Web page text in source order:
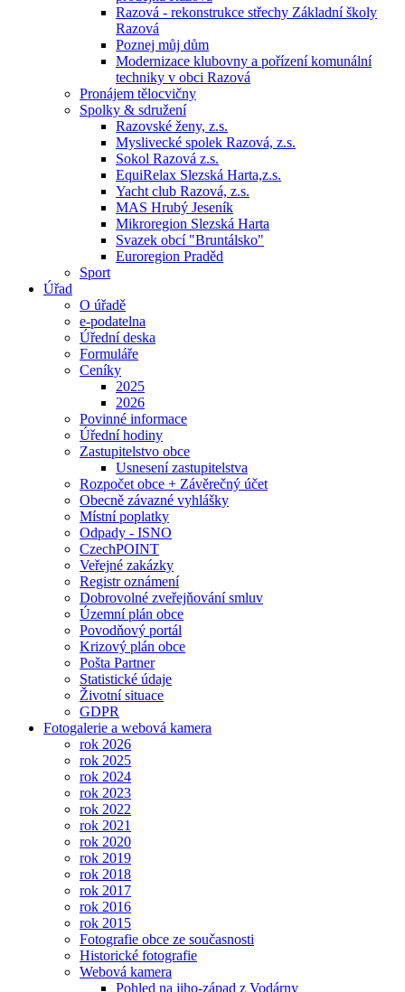
Razová - rekonstrukce střechy Základní školy
Razová
Poznej můj dům
Modernizace klubovny a pořízení komunální
techniky v obci Razová
Pronájem tělocvičny
Spolky & sdružení
Razovské ženy, z.s.
Myslivecké spolek Razová, z.s.
Sokol Razová z.s.
EquiRelax Slezská Harta,z.s.
Yacht club Razová, z.s.
MAS Hrubý Jeseník
Mikroregion Slezská Harta
Svazek obcí "Bruntálsko"
Euroregion Praděd
Sport
Úřad
O úřadě
e-podatelna
Úřední deska
Formuláře
Ceníky
2025
2026
Povinné informace
Úřední hodiny
Zastupitelstvo obce
Usnesení zastupitelstva
Rozpočet obce + Závěrečný účet
Obecně závazné vyhlášky
Místní poplatky
Odpady - ISNO
CzechPOINT
Veřejné zakázky
Registr oznámení
Dobrovolné zveřejňování smluv
Územní plán obce
Povodňový portál
Krizový plán obce
Pošta Partner
Statistické údaje
Životní situace
GDPR
Fotogalerie a webová kamera
rok 2026
rok 2025
rok 2024
rok 2023
rok 2022
rok 2021
rok 2020
rok 2019
rok 2018
rok 2017
rok 2016
rok 2015
Fotografie obce ze současnosti
Historické fotografie
Webová kamera
Pohled na jiho-západ z Vodárny